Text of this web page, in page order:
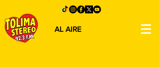
AL AIRE